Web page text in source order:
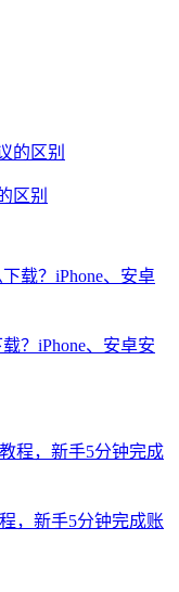
区别
？iPhone、安卓安
，新手5分钟完成账